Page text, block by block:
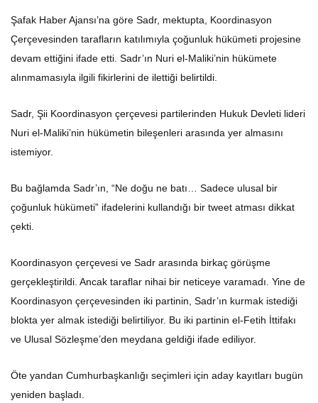
Şafak Haber Ajansı’na göre Sadr, mektupta, Koordinasyon
Çerçevesinden tarafların katılımıyla çoğunluk hükümeti projesine
devam ettiğini ifade etti. Sadr’ın Nuri el-Maliki’nin hükümete
alınmamasıyla ilgili fikirlerini de ilettiği belirtildi.
Sadr, Şii Koordinasyon çerçevesi partilerinden Hukuk Devleti lideri
Nuri el-Maliki’nin hükümetin bileşenleri arasında yer almasını
istemiyor.
Bu bağlamda Sadr’ın, “Ne doğu ne batı… Sadece ulusal bir
çoğunluk hükümeti” ifadelerini kullandığı bir tweet atması dikkat
çekti.
Koordinasyon çerçevesi ve Sadr arasında birkaç görüşme
gerçekleştirildi. Ancak taraflar nihai bir neticeye varamadı. Yine de
Koordinasyon çerçevesinden iki partinin, Sadr’ın kurmak istediği
blokta yer almak istediği belirtiliyor. Bu iki partinin el-Fetih İttifakı
ve Ulusal Sözleşme’den meydana geldiği ifade ediliyor.
Öte yandan Cumhurbaşkanlığı seçimleri için aday kayıtları bugün
yeniden başladı.